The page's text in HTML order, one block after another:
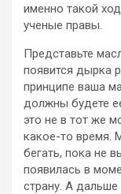
именно такой
ученые правы.
Представьте
появится дырка
принципе ваша
должны будете
это не в тот же
какое-то время.
бегать, пока не
появилась в
страну. А